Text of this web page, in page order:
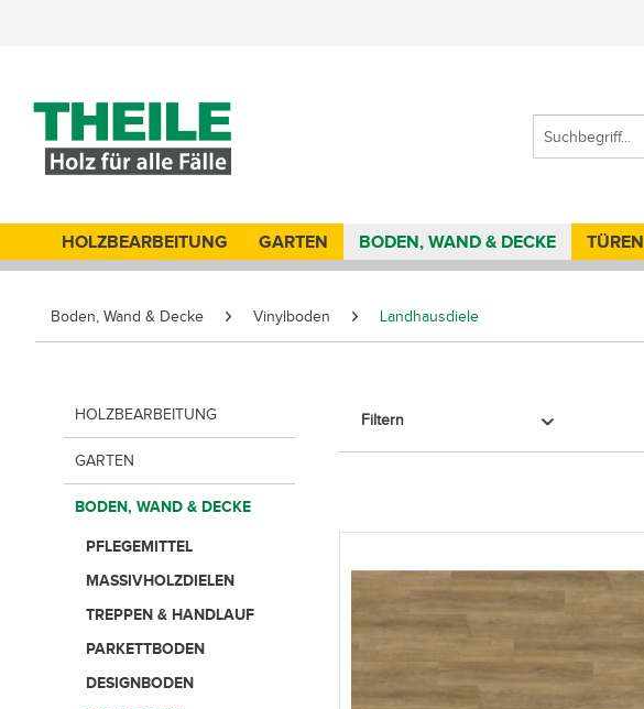
HOLZBEARBEITUNG GARTEN BODEN, WAND & DECKE TÜREN
Boden, Wand & Decke Vinylboden Landhausdiele
HOLZBEARBEITUNG
GARTEN
BODEN, WAND & DECKE
PFLEGEMITTEL
MASSIVHOLZDIELEN
TREPPEN & HANDLAUF
PARKETTBODEN
DESIGNBODEN
Filtern